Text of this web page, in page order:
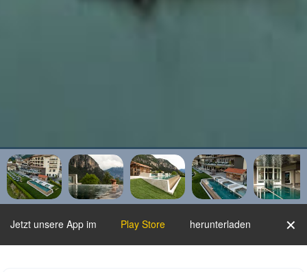
Jetzt unsere App im Play Store herunterladen ✕